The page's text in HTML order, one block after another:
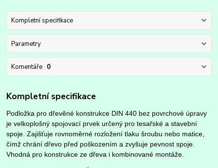
Kompletní specifikace
Parametry
Komentáře 0
Kompletní specifikace
Podložka pro dřevěné konstrukce DIN 440 bez povrchové úpravy
je velkoplošný spojovací prvek určený pro tesařské a stavební
spoje. Zajišťuje rovnoměrné rozložení tlaku šroubu nebo matice,
čímž chrání dřevo před poškozením a zvyšuje pevnost spoje.
Vhodná pro konstrukce ze dřeva i kombinované montáže.